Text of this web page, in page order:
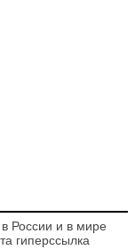
России и в мире
гиперссылка